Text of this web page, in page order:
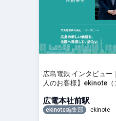
広島電鉄 インタビュー
人のお客様】ekinote
広電本社前駅
ekinote編集部 ekinote